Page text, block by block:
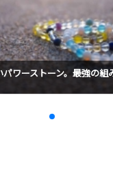
ワーストーン。最強の組